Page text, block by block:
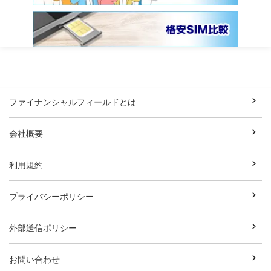
ファイナンシャルフィールドとは
会社概要
利用規約
プライバシーポリシー
外部送信ポリシー
お問い合わせ